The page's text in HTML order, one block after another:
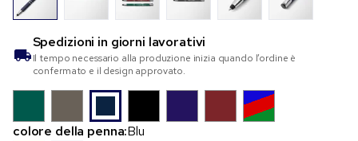
Spedizioni in giorni lavorativi
Il tempo necessario alla produzione inizia quando l’ordine è
confermato e il design approvato.
colore della penna:Blu